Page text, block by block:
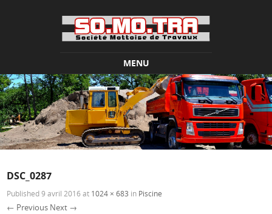
MENU
Skip to content
DSC_0287
Published9 avril 2016 at 1024 × 683 in Piscine
← Previous Next →